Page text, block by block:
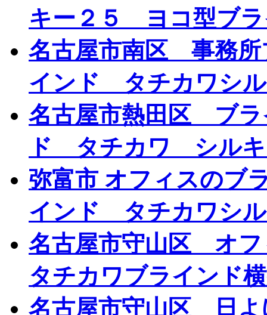
キー２５ ヨコ型ブ
名古屋市南区 事務
インド タチカワシ
名古屋市熱田区 ブ
ド タチカワ シルキ
弥富市 オフィスのブ
インド タチカワシ
名古屋市守山区 オ
タチカワブラインド
名古屋市守山区 日